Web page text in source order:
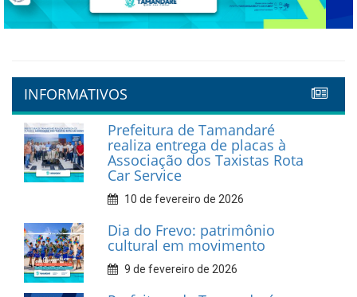
Previous Next